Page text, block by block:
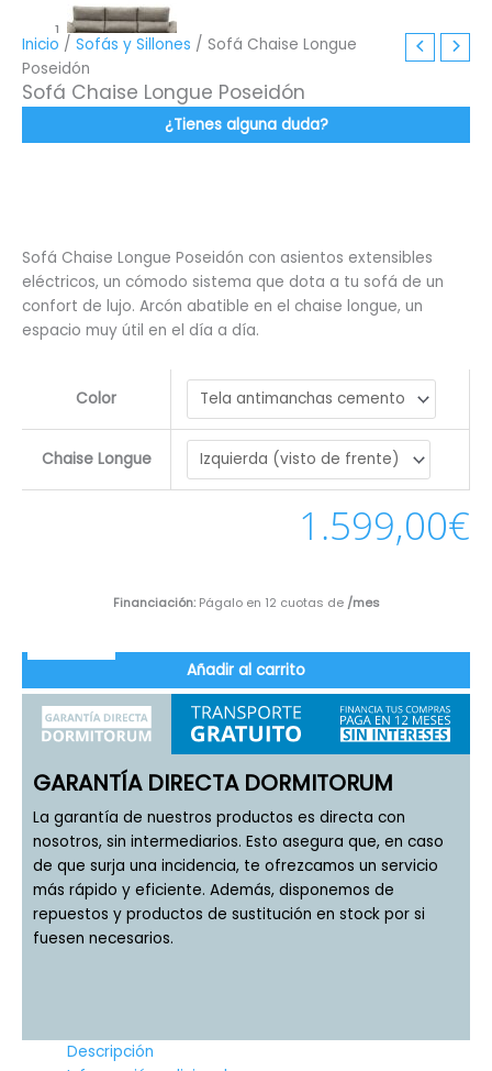
Inicio / Sofás y Sillones / Sofá Chaise Longue
Poseidón
Sofá Chaise Longue Poseidón
¿Tienes alguna duda?
Sofá Chaise Longue Poseidón con asientos extensibles
eléctricos, un cómodo sistema que dota a tu sofá de un
confort de lujo. Arcón abatible en el chaise longue, un
espacio muy útil en el día a día.
Color
Chaise Longue
1.599,00€
Financiación: Págalo en 12 cuotas de /mes
Añadir al carrito
GARANTÍA DIRECTA DORMITORUM
La garantía de nuestros productos es directa con
nosotros, sin intermediarios. Esto asegura que, en caso
de que surja una incidencia, te ofrezcamos un servicio
más rápido y eficiente. Además, disponemos de
repuestos y productos de sustitución en stock por si
fuesen necesarios.
Descripción